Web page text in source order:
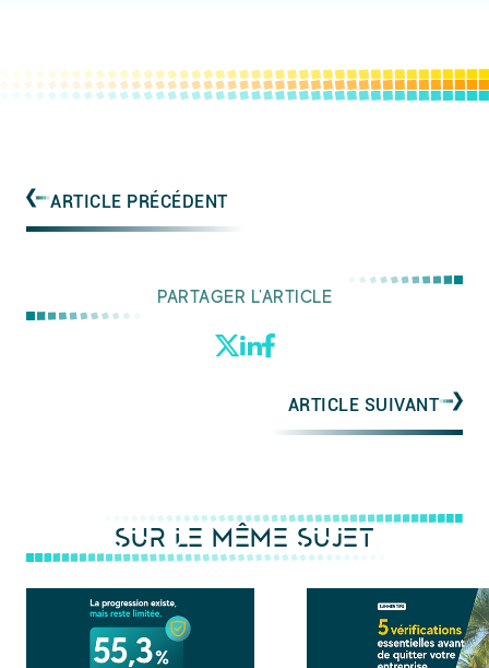
ARTICLE PRÉCÉDENT
PARTAGER L'ARTICLE
ARTICLE SUIVANT
SUR LE MÊME SUJET